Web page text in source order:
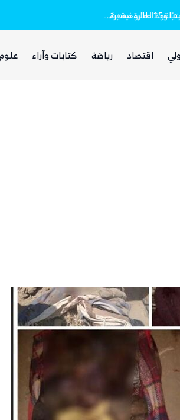
بعد يومين من الانفجار.. الحوثيون ينتشلون جثث 26 من عناصر «القوة الصاروخية» في نفق بين الحيمة ومناخةمقتل وإصابة 16 مدنيا.. الحوثيون أطلقوا نحو 20 صاروخًا بالستيًا و15 طائرة مسيرة على مأرب
اقتصاد رياضة كتابات وآراء